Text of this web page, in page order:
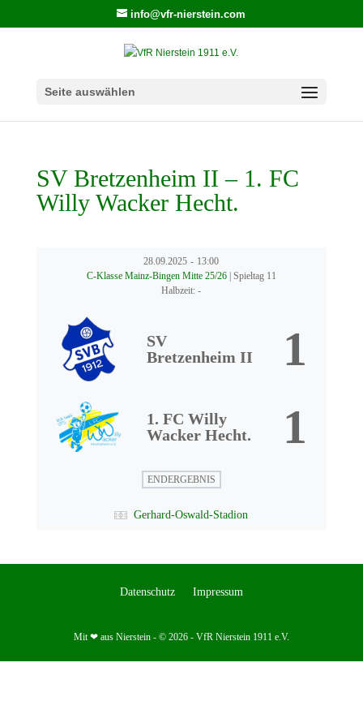
info@vfr-nierstein.com
Seite auswählen
SV Bretzenheim II – 1. FC
Willy Wacker Hecht.
28.09.2025 - 13:00
C-Klasse Mainz-Bingen Mitte 25/26 | Spieltag 11
Halbzeit: -
SV
Bretzenheim II
1
1. FC Willy
Wacker Hecht.
1
ENDERGEBNIS
Gerhard-Oswald-Stadion
Datenschutz Impressum
Mit ❤ aus Nierstein - © 2026 - VfR Nierstein 1911 e.V.